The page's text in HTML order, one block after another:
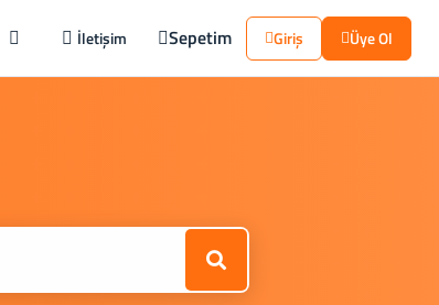
İletişim Sepetim Giriş Üye Ol